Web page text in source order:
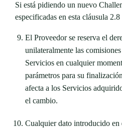
Si está pidiendo un nuevo
especificadas en esta cláusula
El Proveedor se reserva el
unilateralmente las
Servicios en cualquier
parámetros para su
afecta a los Servicios
el cambio.
Cualquier dato introducido